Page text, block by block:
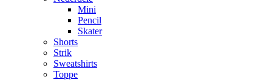
Mini
Pencil
Skater
Shorts
Strik
Sweatshirts
Toppe